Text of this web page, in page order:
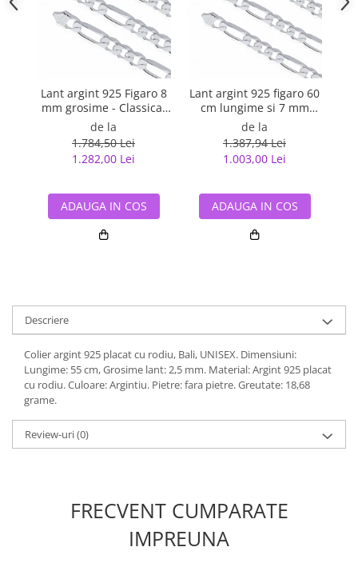
Lant argint 925 Figaro 8
mm grosime - Classical
You
de la
1.784,50 Lei
1.282,00 Lei
ADAUGA IN COS
Lant argint 925 figaro 60
cm lungime si 7 mm
grosime - Classical You
LSX0220_60
de la
1.387,94 Lei
1.003,00 Lei
ADAUGA IN COS
Descriere
Colier argint 925 placat cu rodiu, Bali, UNISEX. Dimensiuni:
Lungime: 55 cm, Grosime lant: 2,5 mm. Material: Argint 925 placat
cu rodiu. Culoare: Argintiu. Pietre: fara pietre. Greutate: 18,68
grame.
Review-uri(0)
FRECVENT CUMPARATE
IMPREUNA